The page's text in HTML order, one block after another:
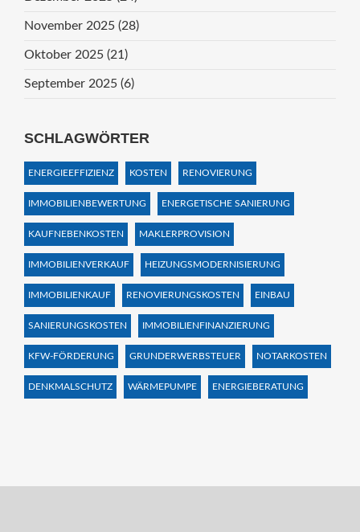
November 2025 (28)
Oktober 2025 (21)
September 2025 (6)
SCHLAGWÖRTER
ENERGIEEFFIZIENZ KOSTEN RENOVIERUNG
IMMOBILIENBEWERTUNG ENERGETISCHE SANIERUNG
KAUFNEBENKOSTEN MAKLERPROVISION
IMMOBILIENVERKAUF HEIZUNGSMODERNISIERUNG
IMMOBILIENKAUF RENOVIERUNGSKOSTEN EINBAU
SANIERUNGSKOSTEN IMMOBILIENFINANZIERUNG
KFW-FÖRDERUNG GRUNDERWERBSTEUER NOTARKOSTEN
DENKMALSCHUTZ WÄRMEPUMPE ENERGIEBERATUNG